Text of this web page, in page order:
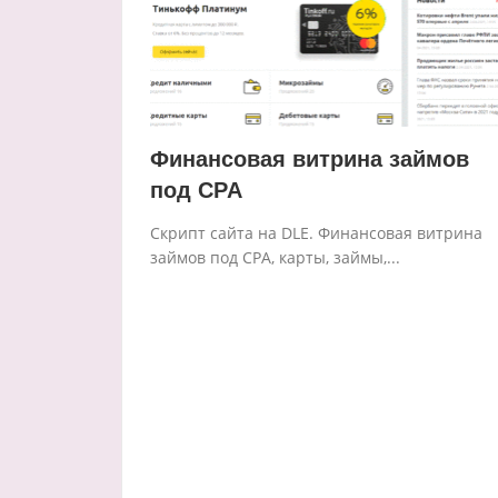
Финансовая витрина займов
под CPA
Скрипт сайта на DLE. Финансовая витрина
займов под CPA, карты, займы,...